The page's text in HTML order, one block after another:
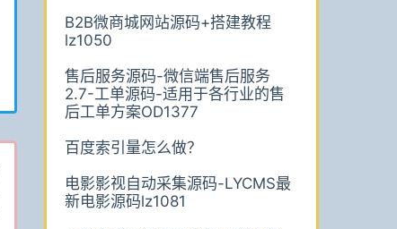
B2B微商城网站源码+搭建教程
lz1050
售后服务源码-微信端售后服务
2.7-工单源码-适用于各行业的售
后工单方案OD1377
百度索引量怎么做？
电影影视自动采集源码-LYCMS最
新电影源码lz1081